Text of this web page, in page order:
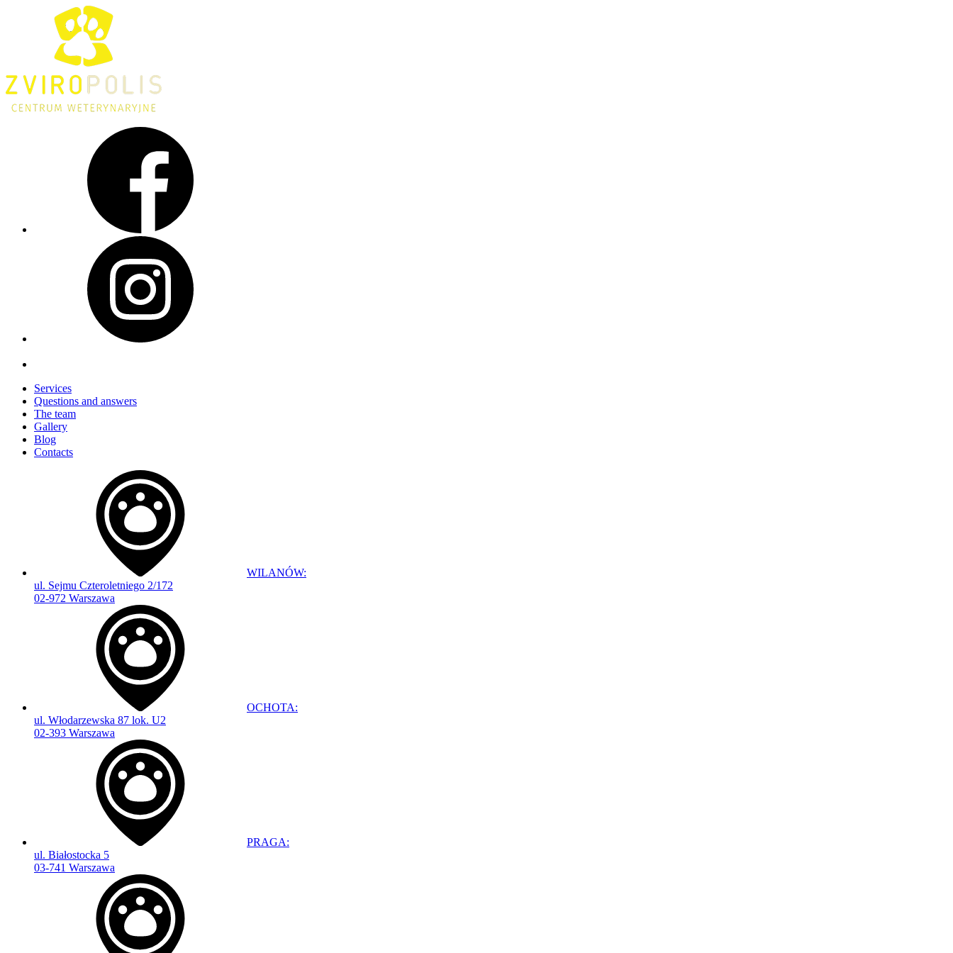
Services
Questions and answers
The team
Gallery
Blog
Contacts
WILANÓW:
ul. Sejmu Czteroletniego 2/172
02-972 Warszawa
OCHOTA:
ul. Włodarzewska 87 lok. U2
02-393 Warszawa
PRAGA:
ul. Białostocka 5
03-741 Warszawa